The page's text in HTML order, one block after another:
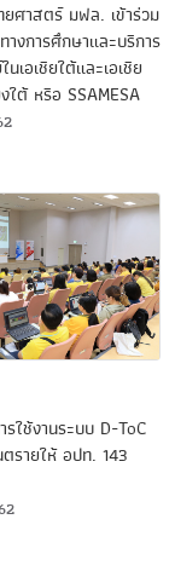
ศาสตร์ มฟล. เข้าร่วม
งการศึกษาและบริการ
เอเชียใต้และเอเชีย
ใต้ หรือ SSAMESA
ใช้งานระบบ D-ToC
รายให้ อปท. 143